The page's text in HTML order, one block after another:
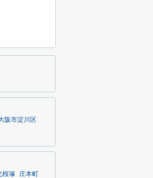
阪市淀川区
桜塚 庄本町